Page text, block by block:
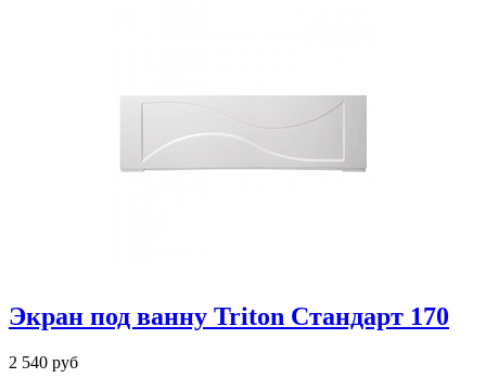
Экран под ванну Triton Стандарт 170
2 540 руб